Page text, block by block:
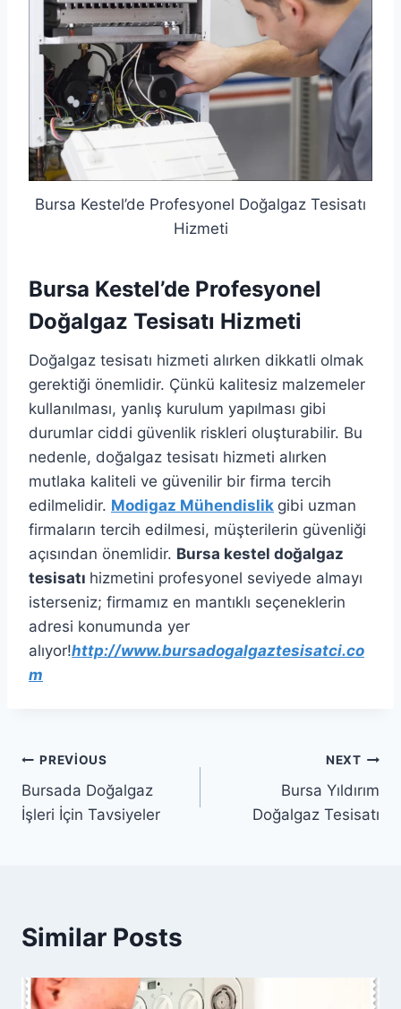
Bursa Kestel’de Profesyonel Doğalgaz Tesisatı
Hizmeti
Bursa Kestel’de Profesyonel
Doğalgaz Tesisatı Hizmeti
Doğalgaz tesisatı hizmeti alırken dikkatli olmak
gerektiği önemlidir. Çünkü kalitesiz malzemeler
kullanılması, yanlış kurulum yapılması gibi
durumlar ciddi güvenlik riskleri oluşturabilir. Bu
nedenle, doğalgaz tesisatı hizmeti alırken
mutlaka kaliteli ve güvenilir bir firma tercih
edilmelidir. Modigaz Mühendislik gibi uzman
firmaların tercih edilmesi, müşterilerin güvenliği
açısından önemlidir. Bursa kestel doğalgaz
tesisatı hizmetini profesyonel seviyede almayı
isterseniz; firmamız en mantıklı seçeneklerin
adresi konumunda yer
alıyor!http://www.bursadogalgaztesisatci.co
m
Yazı
gezinmesi
PREVIOUS
Bursada Doğalgaz
İşleri İçin Tavsiyeler
NEXT
Bursa Yıldırım
Doğalgaz Tesisatı
Similar Posts